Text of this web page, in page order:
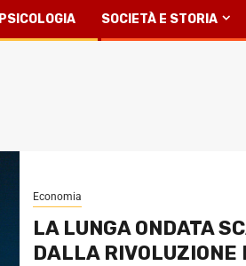
PSICOLOGIA SOCIETÀ E STORIA
Economia
LA LUNGA ONDATA
DALLA RIVOLUZIONE